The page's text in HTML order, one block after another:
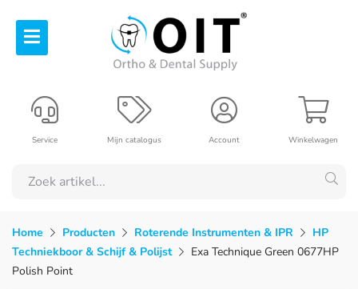
Winkelwagen
Account
Mijn catalogus
Service
Home Producten Roterende Instrumenten & IPR
HP
Techniekboor & Schijf & Polijst
Exa Technique Green 0677HP
Polish Point